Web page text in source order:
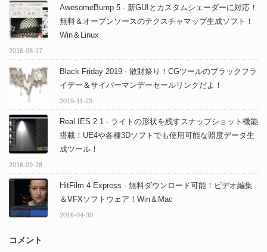
AwesomeBump 5 - 新GUIとカスタムシェーダーに対応！
無料＆オープンソースのテクスチャマップ生成ソフト！
Win＆Linux
2016-08-17
Black Friday 2019 - 散財祭り！CGツールのブラックフラ
イデー＆サイバーマンデーセールリンクだよ！
2019-11-23
Real IES 2.1 - ライトの形状を残すスナップショット機能
搭載！UE4や各種3Dソフトでも使用可能な照度データ生
成ツール！
2016-09-28
HitFilm 4 Express - 無料ダウンロード可能！ビデオ編集
＆VFXソフトウェア！Win＆Mac
2016-04-30
コメント